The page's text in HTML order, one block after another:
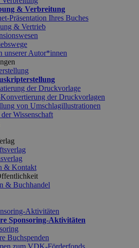
& Verbreitung
Präsentation Ihres Buches
& Vertrieb
unserer Autor*innen
der Druckvorlage
der Druckvorlagen
von Umschlagillustrationen
Wissenschaft
& Kontakt
& Buchhandel
Aktivitäten
Sponsoring-Aktivitäten
Buchspenden
zum VDK-Förderfonds